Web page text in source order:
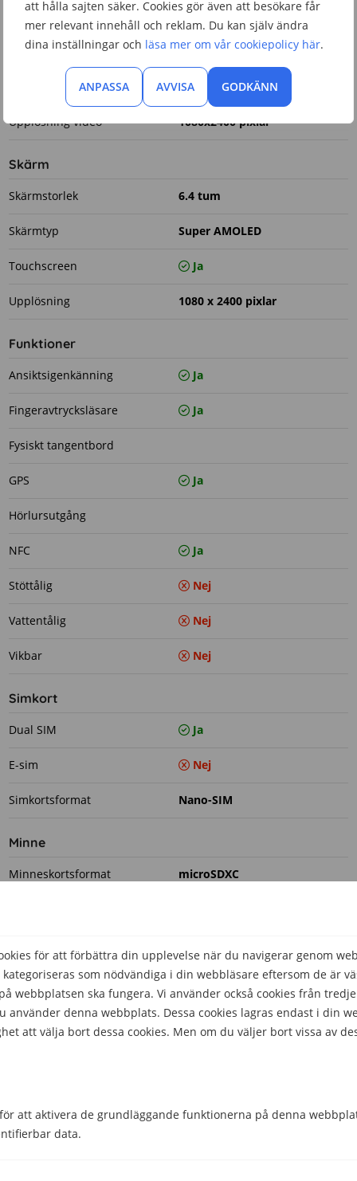
att hålla sajten säker. Cookies gör även att besökare får
mer relevant innehåll och reklam. Du kan själv ändra
dina inställningar och läsa mer om vår cookiepolicy här.
ANPASSA AVVISA GODKÄNN
för att förbättra din upplevelse när du navigerar genom
kategoriseras som nödvändiga i din webbläsare eftersom de är
webbplatsen ska fungera. Vi använder också cookies från
använder denna webbplats. Dessa cookies lagras endast i din
att välja bort dessa cookies. Men om du väljer bort vissa av
att aktivera de grundläggande funktionerna på denna
data.
30 fps
Upplösning bakkamera 20 megapixlar
Upplösning frontkamera 64 megapixlar
Upplösning video 1080x2400 pixlar
Skärm
Skärmstorlek 6.4 tum
Skärmtyp Super AMOLED
Touchscreen Ja
Upplösning 1080 x 2400 pixlar
Funktioner
Ansiktsigenkänning Ja
Fingeravtrycksläsare Ja
Fysiskt tangentbord
GPS Ja
Hörlursutgång
NFC Ja
Stöttålig Nej
Vattentålig Nej
Vikbar Nej
Simkort
Dual SIM Ja
E-sim Nej
Simkortsformat Nano-SIM
Minne
Minneskortsformat microSDXC
Prestanda
Processor Helio G80
Storlek & Vikt